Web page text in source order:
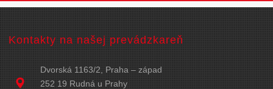
Kontakty na našej prevádzkareň
Dvorská 1163/2, Praha – západ
252 19 Rudná u Prahy